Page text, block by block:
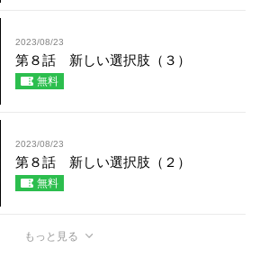
2023/08/23
第８話 新しい選択肢（３）
無料
2023/08/23
第８話 新しい選択肢（２）
無料
もっと見る